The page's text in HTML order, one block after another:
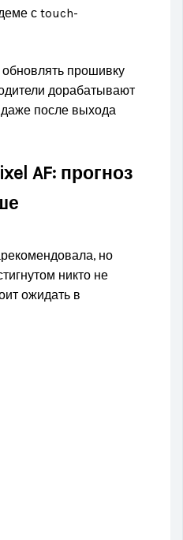
с touch-
обновлять прошивку
дорабатывают
после выхода
AF: прогноз
но
никто не
ожидать в